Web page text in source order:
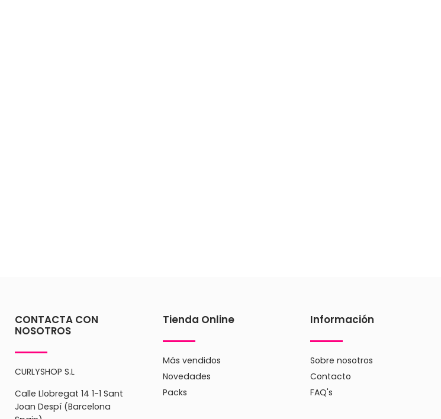
CONTACTA CON
NOSOTROS
CURLYSHOP S.L
Calle Llobregat 14 1-1 Sant
Joan Despí (Barcelona
Tienda Online
Más vendidos
Novedades
Packs
Información
Sobre nosotros
Contacto
FAQ's